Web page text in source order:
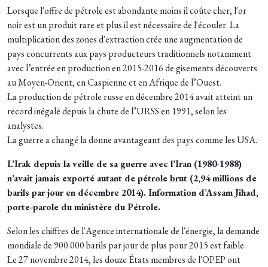
Lorsque l'offre de pétrole est abondante moins il coûte cher, l'or
noir est un produit rare et plus il est nécessaire de l'écouler. La
multiplication des zones d'extraction crée une augmentation de
pays concurrents aux pays producteurs traditionnels notamment
avec l’entrée en production en 2015-2016 de gisements découverts
au Moyen-Orient, en Caspienne et en Afrique de l’Ouest.
La production de pétrole russe en décembre 2014 avait atteint un
record inégalé depuis la chute de l’URSS en 1991, selon les
analystes.
La guerre a changé la donne avantageant des pays comme les USA.
L’Irak depuis la veille de sa guerre avec l’Iran (1980-1988)
n’avait jamais exporté autant de pétrole brut (2,94 millions de
barils par jour en décembre 2014). Information d’Assam Jihad,
porte-parole du ministère du Pétrole.
Selon les chiffres de l'Agence internationale de l'énergie, la demande
mondiale de 900.000 barils par jour de plus pour 2015 est faible.
Le 27 novembre 2014, les douze États membres de l'OPEP ont